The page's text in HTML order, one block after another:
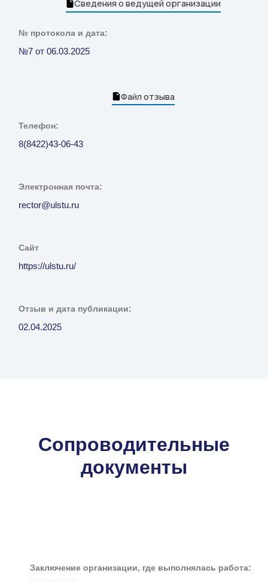
Сведения о ведущей организации
№ протокола и дата:
№7 от 06.03.2025
Файл отзыва
Телефон:
8(8422)43-06-43
Электронная почта:
rector@ulstu.ru
Сайт
https://ulstu.ru/
Отзыв и дата публикации:
02.04.2025
Сопроводительные
документы
Заключение организации, где выполнялась работа: